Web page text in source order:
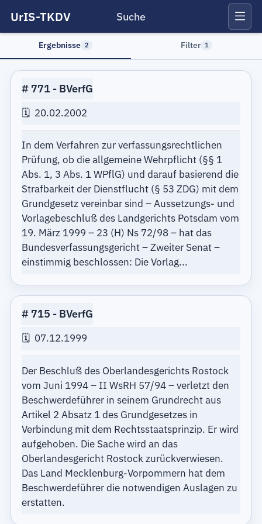
UrIS-TKDV Suche
Ergebnisse 2 Filter 1
771 BVerfG
20.02.2002
In dem Verfahren zur verfassungsrechtlichen
Prüfung, ob die allgemeine Wehrpflicht (§§ 1
Abs. 1, 3 Abs. 1 WPflG) und darauf basierend die
Strafbarkeit der Dienstflucht (§ 53 ZDG) mit dem
Grundgesetz vereinbar sind – Aussetzungs- und
Vorlagebeschluß des Landgerichts Potsdam vom
19. März 1999 – 23 (H) Ns 72/98 – hat das
Bundesverfassungsgericht – Zweiter Senat –
einstimmig beschlossen: Die Vorlag...
715 BVerfG
07.12.1999
Der Beschluß des Oberlandesgerichts Rostock
vom Juni 1994 – II WsRH 57/94 – verletzt den
Beschwerdeführer in seinem Grundrecht aus
Artikel 2 Absatz 1 des Grundgesetzes in
Verbindung mit dem Rechtsstaatsprinzip. Er wird
aufgehoben. Die Sache wird an das
Oberlandesgericht Rostock zurückverwiesen.
Das Land Mecklenburg-Vorpommern hat dem
Beschwerdeführer die notwendigen Auslagen zu
erstatten.